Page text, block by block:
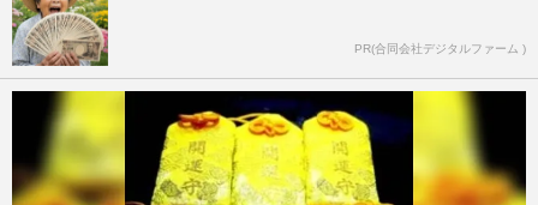
PR(合同会社デジタルファーム )